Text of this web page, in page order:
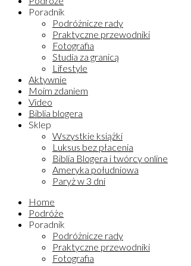
Poradnik
Podróżnicze rady
Praktyczne przewodniki
Fotografia
Studia za granicą
Lifestyle
Aktywnie
Moim zdaniem
Video
Biblia blogera
Sklep
Wszystkie książki
Luksus bez płacenia
Biblia Blogera i twórcy online
Ameryka południowa
Paryż w 3 dni
Home
Podróże
Poradnik
Podróżnicze rady
Praktyczne przewodniki
Fotografia